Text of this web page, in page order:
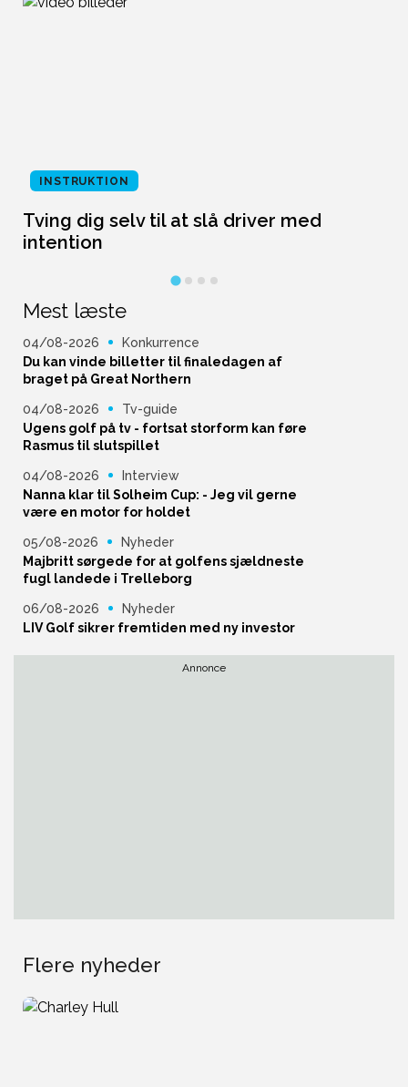
INSTRUKTION
Tving dig selv til at slå driver med
intention
Mest læste
04/08-2026
Konkurrence
Du kan vinde billetter til finaledagen af
braget på Great Northern
04/08-2026
Tv-guide
Ugens golf på tv - fortsat storform kan føre
Rasmus til slutspillet
04/08-2026
Interview
Nanna klar til Solheim Cup: - Jeg vil gerne
være en motor for holdet
05/08-2026
Nyheder
Majbritt sørgede for at golfens sjældneste
fugl landede i Trelleborg
06/08-2026
Nyheder
LIV Golf sikrer fremtiden med ny investor
Annonce
Flere nyheder